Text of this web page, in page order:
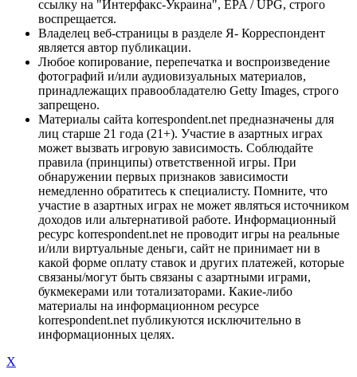
ссылку на "Интерфакс-Украина", EPA / UPG, строго
воспрещается.
Владелец веб-страницы в разделе Я- Корреспондент
является автор публикации.
Любое копирование, перепечатка и воспроизведение
фотографий и/или аудиовизуальных материалов,
принадлежащих правообладателю Getty Images, строго
запрещено.
Материалы сайта korrespondent.net предназначены для
лиц старше 21 года (21+). Участие в азартных играх
может вызвать игровую зависимость. Соблюдайте
правила (принципы) ответственной игры. При
обнаружении первых признаков зависимости
немедленно обратитесь к специалисту. Помните, что
участие в азартных играх не может являться источником
доходов или альтернативой работе. Информационный
ресурс korrespondent.net не проводит игры на реальные
и/или виртуальные деньги, сайт не принимает ни в
какой форме оплату ставок и других платежей, которые
связаны/могут быть связаны с азартными играми,
букмекерами или тотализаторами. Какие-либо
материалы на информационном ресурсе
korrespondent.net публикуются исключительно в
информационных целях.
X